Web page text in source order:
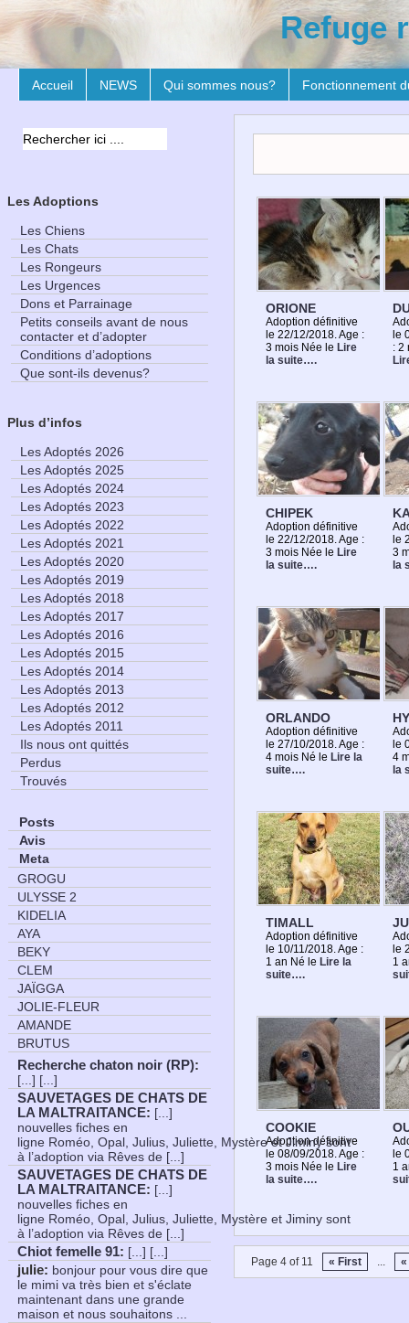
Refuge
Accueil NEWS Qui sommes nous? Fonctionnement
ORIONE
Adoption définitive
le 22/12/2018. Age :
3 mois Née le Lire
la suite….
le
: 2
CHIPEK
Adoption définitive
le 22/12/2018. Age :
3 mois Née le Lire
la suite….
le
3
la
ORLANDO
Adoption définitive
le 27/10/2018. Age :
4 mois Né le Lire la
suite….
le
4
la
TIMALL
Adoption définitive
le 10/11/2018. Age :
1 an Né le Lire la
suite….
le
1
COOKIE
Adoption définitive
le 08/09/2018. Age :
3 mois Née le Lire
la suite….
le
1
Page 4 of 11 « First ... «
Les Adoptions
Les Chiens
Les Chats
Les Rongeurs
Les Urgences
Dons et Parrainage
Petits conseils avant de nous
contacter et d’adopter
Conditions d’adoptions
Que sont-ils devenus?
Plus d’infos
Les Adoptés 2026
Les Adoptés 2025
Les Adoptés 2024
Les Adoptés 2023
Les Adoptés 2022
Les Adoptés 2021
Les Adoptés 2020
Les Adoptés 2019
Les Adoptés 2018
Les Adoptés 2017
Les Adoptés 2016
Les Adoptés 2015
Les Adoptés 2014
Les Adoptés 2013
Les Adoptés 2012
Les Adoptés 2011
Ils nous ont quittés
Perdus
Trouvés
Posts
Avis
Meta
GROGU
ULYSSE 2
KIDELIA
AYA
BEKY
CLEM
JAÏGGA
JOLIE-FLEUR
AMANDE
BRUTUS
Recherche chaton noir (RP):
[...] [...]
SAUVETAGES DE CHATS DE
LA MALTRAITANCE: [...]
nouvelles fiches en
ligne Roméo, Opal, Julius, Juliette, Mystère et Jiminy sont
à l’adoption via Rêves de [...]
SAUVETAGES DE CHATS DE
LA MALTRAITANCE: [...]
nouvelles fiches en
ligne Roméo, Opal, Julius, Juliette, Mystère et Jiminy sont
à l’adoption via Rêves de [...]
Chiot femelle 91: [...] [...]
julie: bonjour pour vous dire que
le mimi va très bien et s'éclate
maintenant dans une grande
maison et nous souhaitons ...